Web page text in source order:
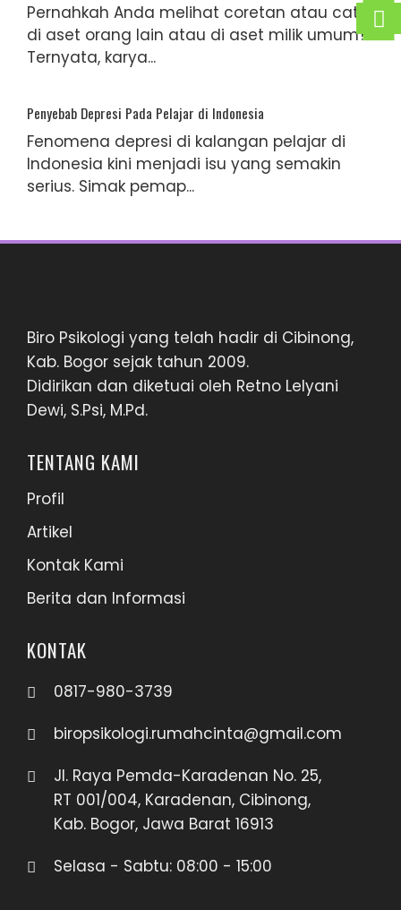
Pernahkah Anda melihat coretan atau cat
di aset orang lain atau di aset milik umum?
Ternyata, karya...
Penyebab Depresi Pada Pelajar di Indonesia
Fenomena depresi di kalangan pelajar di
Indonesia kini menjadi isu yang semakin
serius. Simak pemap...
Biro Psikologi yang telah hadir di Cibinong,
Kab. Bogor sejak tahun 2009.
Didirikan dan diketuai oleh Retno Lelyani
Dewi, S.Psi, M.Pd.
TENTANG KAMI
Profil
Artikel
Kontak Kami
Berita dan Informasi
KONTAK
0817-980-3739
biropsikologi.rumahcinta@gmail.com
Jl. Raya Pemda-Karadenan No. 25,
RT 001/004, Karadenan, Cibinong,
Kab. Bogor, Jawa Barat 16913
Selasa - Sabtu: 08:00 - 15:00